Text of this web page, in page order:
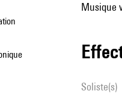
Musique
Soliste(s)